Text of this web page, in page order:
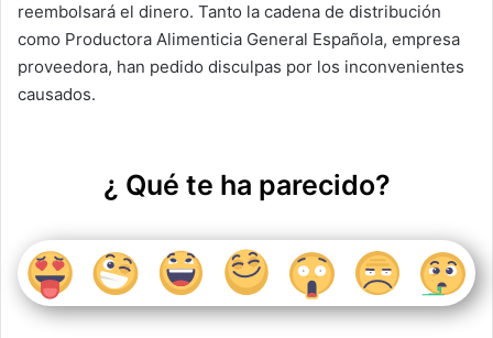
reembolsará el dinero. Tanto la cadena de distribución
como Productora Alimenticia General Española, empresa
proveedora, han pedido disculpas por los inconvenientes
causados.
¿ Qué te ha parecido?